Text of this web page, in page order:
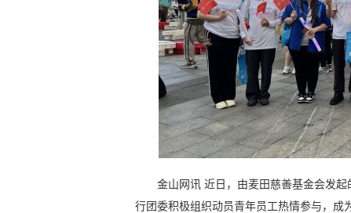
金山网讯 近日，由麦田慈善基金会发
行团委积极组织动员青年员工热情参与，成